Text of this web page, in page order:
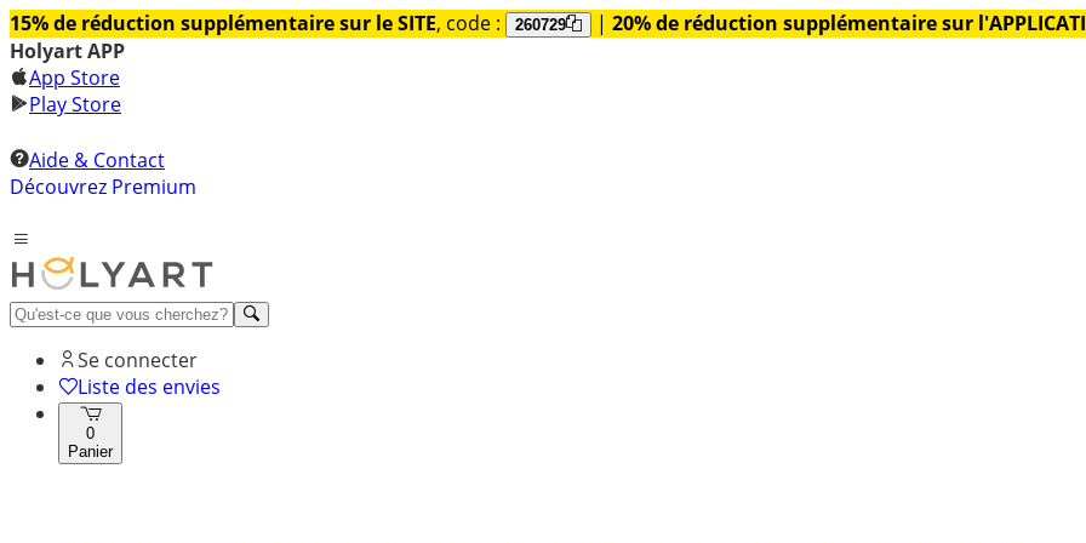
15% de réduction supplémentaire sur le SITE, code : 260729 | 20% de réduction supplémentaire sur
Holyart APP
App Store
Play Store
Aide & Contact
Découvrez Premium
Se connecter
Liste des envies
0
Panier